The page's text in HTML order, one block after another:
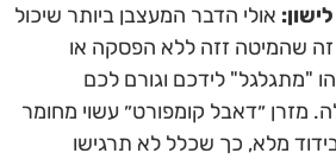
אולי הדבר המעצבן ביותר שיכול
שהמיטה זזה ללא הפסקה או
"מתגלגל" לידכם וגורם לכם
מזרן ״דאבל קומפורט״ עשוי מחומר
מלא, כך שכלל לא תרגישו